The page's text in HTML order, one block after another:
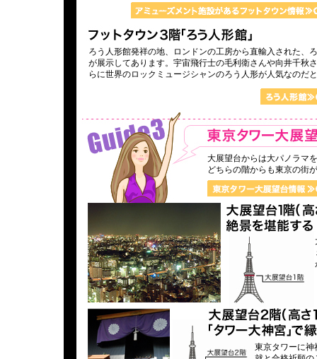
ろう人形館発祥の地、ロンドンの工房から直輸入された、
が展示してあります。宇宙飛行士の毛利衛さんや向井千秋
らに世界のロックミュージシャンのろう人形が人気なのだ
大展望台からは大パノラマ
どちらの階からも東京の街
東京タワーに